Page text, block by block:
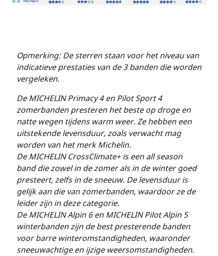
Opmerking: De sterren staan voor het niveau van
indicatieve prestaties van de 3 banden die worden
vergeleken.
De MICHELIN Primacy 4 en Pilot Sport 4
zomerbanden presteren het beste op droge en
natte wegen tijdens warm weer. Ze hebben een
uitstekende levensduur, zoals verwacht mag
worden van het merk Michelin.
De MICHELIN CrossClimate+ is een all season
band die zowel in de zomer als in de winter goed
presteert, zelfs in de sneeuw. De levensduur is
gelijk aan die van zomerbanden, waardoor ze de
leider zijn in deze categorie.
De MICHELIN Alpin 6 en MICHELIN Pilot Alpin 5
winterbanden zijn de best presterende banden
voor barre winteromstandigheden, waaronder
sneeuwachtige en ijzige weersomstandigheden.